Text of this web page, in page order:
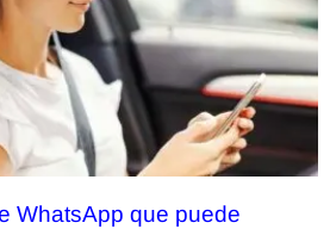
WhatsApp que puede